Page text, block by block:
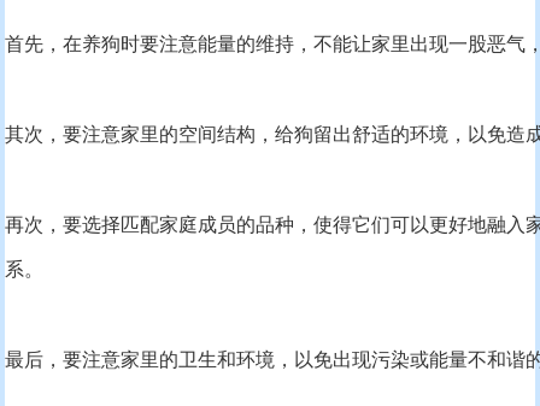
首先，在养狗时要注意能量的维持，不能让家里出现一股恶气
其次，要注意家里的空间结构，给狗留出舒适的环境，以免造
再次，要选择匹配家庭成员的品种，使得它们可以更好地融入
系。
最后，要注意家里的卫生和环境，以免出现污染或能量不和谐